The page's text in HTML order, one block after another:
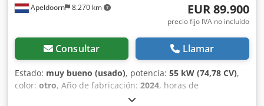
Apeldoorn 8.270 km EUR 89.900
precio fijo IVA no incluído
Consultar Llamar
Estado: muy bueno (usado), potencia: 55 kW (74,78 CV),
color: otro, Año de fabricación: 2024, horas de
, Equipamiento: